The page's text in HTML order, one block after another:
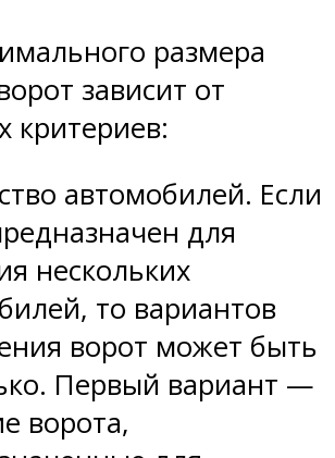
размера
зависит от
критериев:
автомобилей. Если
для
нескольких
то вариантов
ворот может быть
Первый вариант —
ворота,